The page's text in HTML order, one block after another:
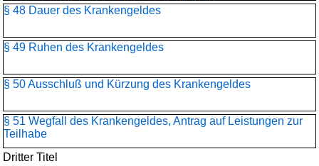
§ 48 Dauer des Krankengeldes
§ 49 Ruhen des Krankengeldes
§ 50 Ausschluß und Kürzung des Krankengeldes
§ 51 Wegfall des Krankengeldes, Antrag auf Leistungen zur
Teilhabe
Dritter Titel